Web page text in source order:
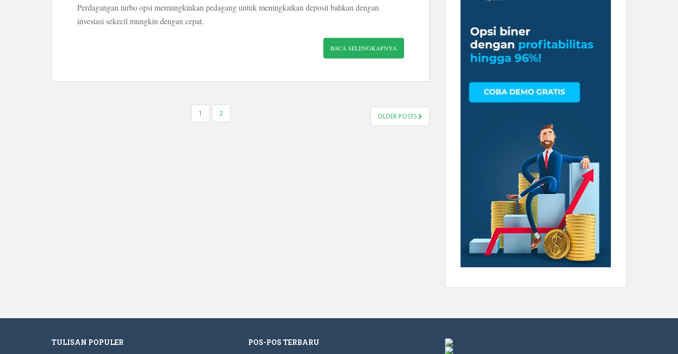
Perdagangan turbo opsi memungkinkan pedagang untuk meningkatkan deposit bahkan dengan
investasi sekecil mungkin dengan cepat.
BACA SELENGKAPNYA
1 2 OLDER POSTS
TULISAN POPULER POS-POS TERBARU